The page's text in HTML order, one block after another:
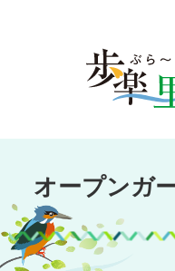
文
キ
プ
オー
オープンガ